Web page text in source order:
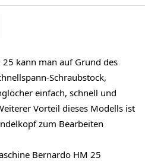
kann man auf Grund des
Schraubstock,
einfach, schnell und
Vorteil dieses Modells ist
zum Bearbeiten
Bernardo HM 25